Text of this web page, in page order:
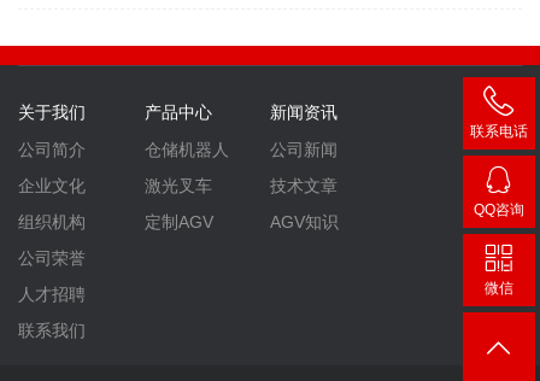
关于我们
公司简介
企业文化
组织机构
公司荣誉
人才招聘
联系我们
产品中心
仓储机器人
激光叉车
定制AGV
新闻资讯
公司新闻
技术文章
AGV知识
联系电话
400-
007-
3860
QQ咨询
微信